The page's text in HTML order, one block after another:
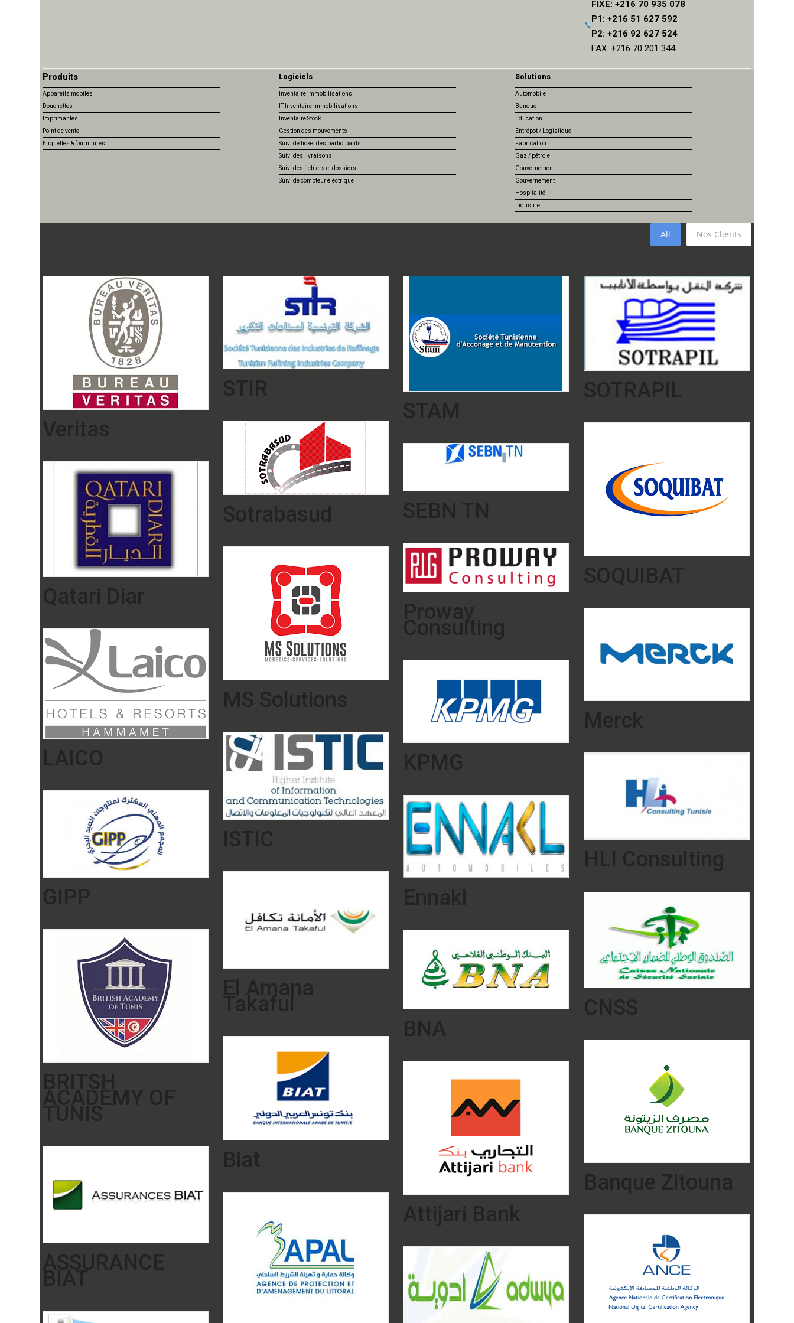
FIXE: +216 70 935 078
P1: +216 51 627 592
P2: +216 92 627 524
FAX: +216 70 201 344
Produits
Appareils mobiles
Douchettes
Imprimantes
Point de vente
Etiquettes & fournitures
Logiciels
Inventaire immobilisations
IT Inventaire immobilisations
Inventaire Stock
Gestion des mouvements
Suivi de ticket des participants
Suivi des livraisons
Suivi des fichiers et dossiers
Suivi de compteur éléctrique
Solutions
Automobile
Banque
Education
Entrépot / Logistique
Fabrication
Gaz / pétrole
Gouvernement
Gouvernement
Hospitalité
Industriel
All Nos Clients
Veritas
STIR
STAM
SOTRAPIL
Sotrabasud
SOQUIBAT
SEBN TN
Qatari Diar
Proway
Consulting
MS Solutions
Merck
LAICO
KPMG
ISTIC
HLI Consulting
GIPP
Ennakl
El Amana
Takaful CNSS
BRITSH
ACADEMY OF
TUNIS
BNA
Biat
Banque Zitouna
Attijari Bank
ASSURANCE
BIAT